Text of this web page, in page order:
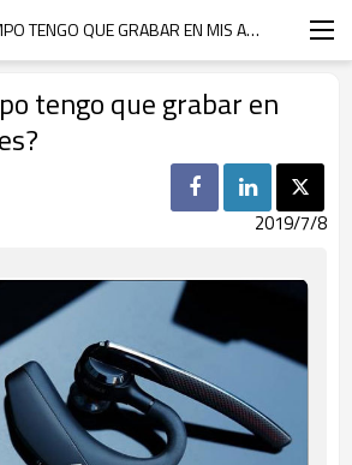
¿CUÁNTO TIEMPO TENGO QUE GRABAR EN MIS AURICULARES?
tengo que grabar en
2019/7/8